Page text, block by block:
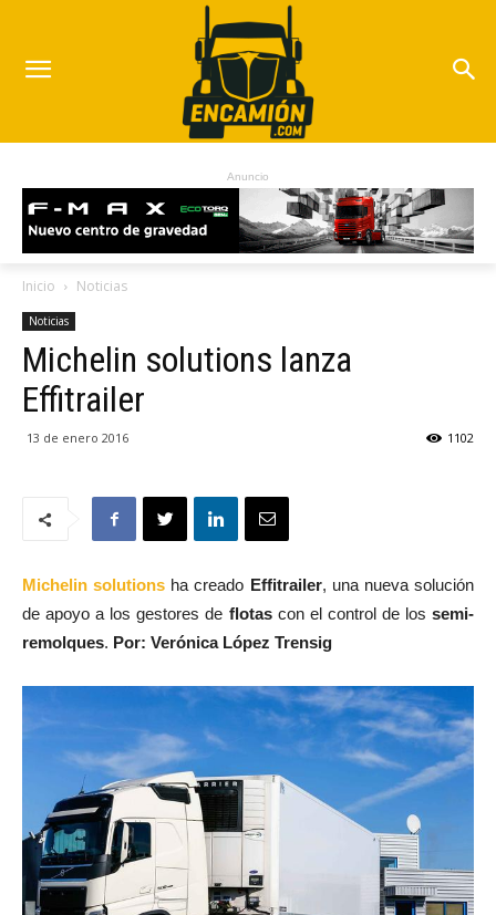
Anuncio
Inicio Noticias
Noticias
Michelin solutions lanza
Effitrailer
13 de enero 2016 1102
Michelin solutions ha creado Effitrailer, una nueva solución
de apoyo a los gestores de flotas con el control de lossemi-
remolques. Por: Verónica López Trensig